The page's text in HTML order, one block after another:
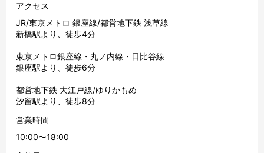
アクセス
JR/東京メトロ 銀座線/都営地下鉄 浅草線
新橋駅より、徒歩4分
東京メトロ銀座線・丸ノ内線・日比谷線
銀座駅より、徒歩6分
都営地下鉄 大江戸線/ゆりかもめ
汐留駅より、徒歩8分
営業時間
10:00〜18:00